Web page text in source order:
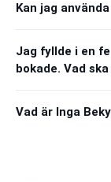
Kan jag
Jag fyllde i en
bokade. Vad
Vad är Inga